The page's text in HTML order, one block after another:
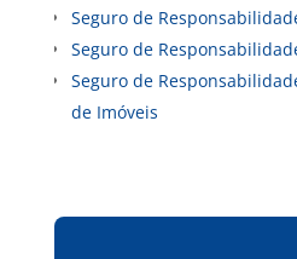
Seguro de
Seguro de
Seguro de
de Imóveis